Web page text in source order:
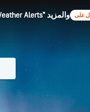
افتح توقعات لمدة 90 يوما، AccuWeather Alerts™ والمزيد